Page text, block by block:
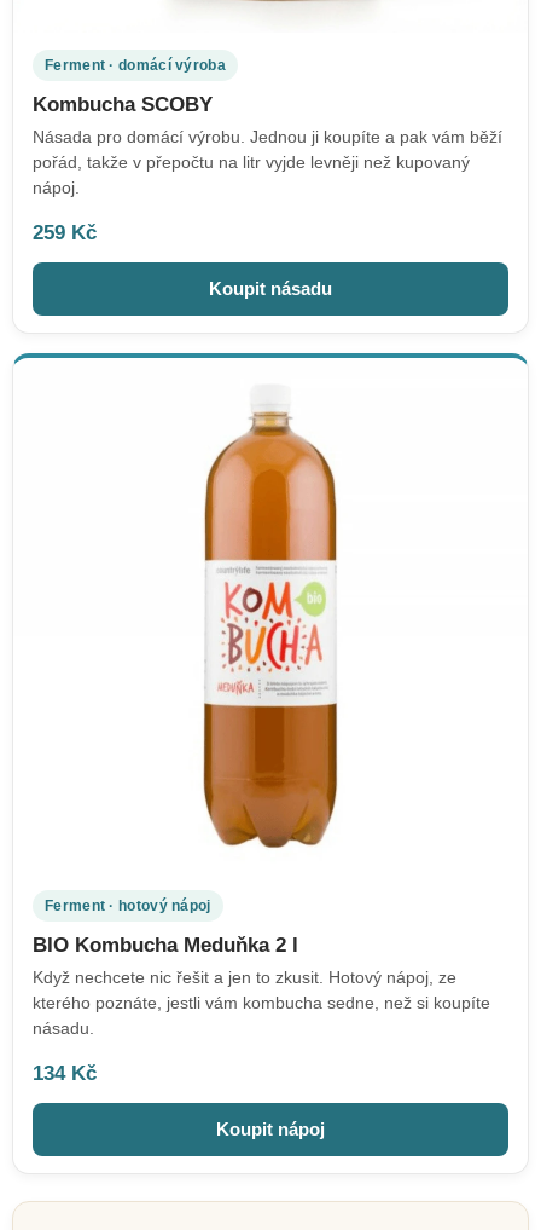
Ferment · domácí výroba
Kombucha SCOBY
Násada pro domácí výrobu. Jednou ji koupíte a pak vám běží
pořád, takže v přepočtu na litr vyjde levněji než kupovaný
nápoj.
259 Kč
Koupit násadu
Ferment · hotový nápoj
BIO Kombucha Meduňka 2 l
Když nechcete nic řešit a jen to zkusit. Hotový nápoj, ze
kterého poznáte, jestli vám kombucha sedne, než si koupíte
násadu.
134 Kč
Koupit nápoj